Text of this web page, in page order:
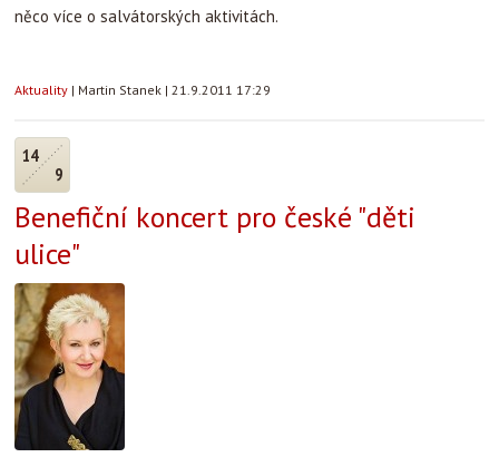
něco více o salvátorských aktivitách.
Aktuality | Martin Stanek | 21.9.2011 17:29
14
9
Benefiční koncert pro české "děti
ulice"